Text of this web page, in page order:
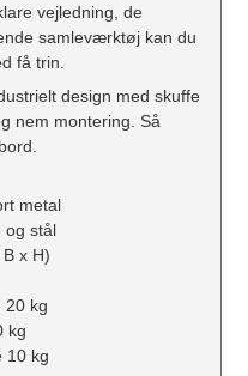
vejledning, de
samleværktøj kan du
få trin.
design med skuffe
nem montering. Så
metal
og stål
x H)
20 kg
kg
10 kg